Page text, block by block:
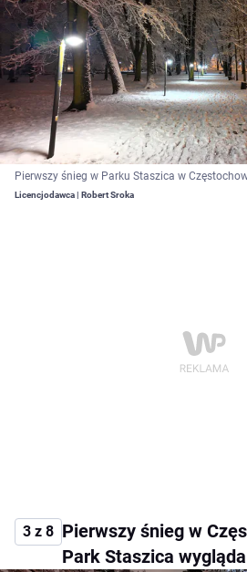
Pierwszy śnieg w Parku Staszica w
Licencjodawca | Robert Sroka
3 z 8 Pierwszy śnieg w
Park Staszica